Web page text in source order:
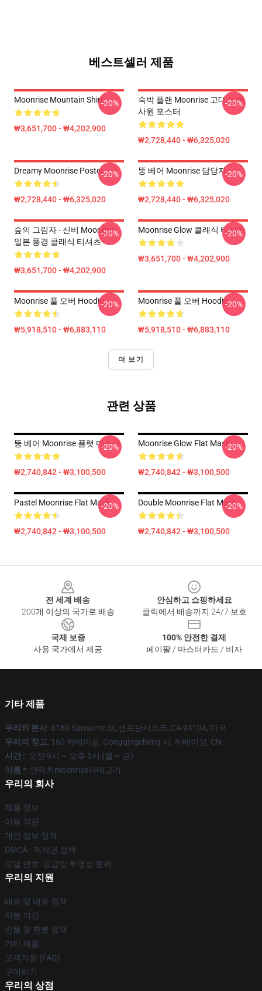
베스트셀러 제품
Moonrise Mountain Shirt
₩3,651,700 - ₩4,202,900
-20%
숙박 플랜 Moonrise 고대 일본
사원 포스터
₩2,728,440 - ₩6,325,020
-20%
Dreamy Moonrise Poster
₩2,728,440 - ₩6,325,020
-20% 뚱 베어 Moonrise 담당자 :
₩2,728,440 - ₩6,325,020
-20%
숲의 그림자 - 신비 Moonrise -
일본 풍경 클래식 티셔츠
₩3,651,700 - ₩4,202,900
-20% Moonrise Glow 클래식 티셔츠
₩3,651,700 - ₩4,202,900
-20%
Moonrise 풀 오버 Hoodie
₩5,918,510 - ₩6,883,110
-20% Moonrise 풀 오버 Hoodie
₩5,918,510 - ₩6,883,110
-20%
더 보기
관련 상품
뚱 베어 Moonrise 플랫 마스크
₩2,740,842 - ₩3,100,500
-20% Moonrise Glow Flat Mask
₩2,740,842 - ₩3,100,500
-20%
Pastel Moonrise Flat Mask
₩2,740,842 - ₩3,100,500
-20% Double Moonrise Flat Mask
₩2,740,842 - ₩3,100,500
-20%
전 세계 배송
200개 이상의 국가로 배송
안심하고 쇼핑하세요
클릭에서 배송까지 24/7 보호
국제 보증
사용 국가에서 제공
100% 안전한 결제
페이팔 / 마스터카드 / 비자
기타 제품
우리의 본사: 8180 Sansome St, 샌프란시스코, CA 94104, 미국
우리의 창고: 160 허베이성, Gongqingcheng 시, 허베이성, CN
시간 :: 오전 9시 ~ 오후 5시 (월 ~ 금)
이름 *: 연락처moonrise카테고리
우리의 회사
제품 정보
이용 약관
개인 정보 정책
DMCA - 저작권 정책
모델 번호: 공급망 투명성 행위
우리의 지원
배송 및 배송 정책
지불 기간
반품 및 환불 정책
기타 제품
고객지원 (FAQ)
구매하기
우리의 상점